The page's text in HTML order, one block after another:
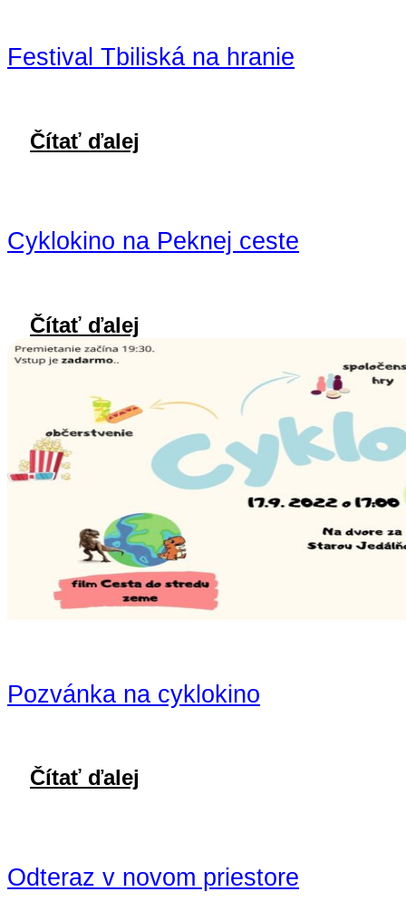
Festival Tbiliská na hranie
Čítať ďalej
Cyklokino na Peknej ceste
Čítať ďalej
Pozvánka na cyklokino
Čítať ďalej
Odteraz v novom priestore